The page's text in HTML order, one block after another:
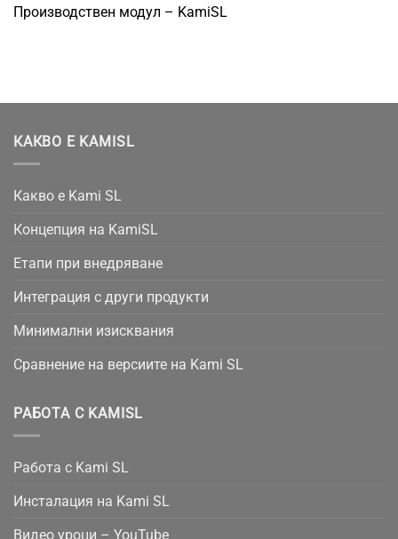
Производствен модул – KamiSL
КАКВО Е KAMISL
Какво е Kami SL
Концепция на KamiSL
Етапи при внедряване
Интеграция с други продукти
Минимални изисквания
Сравнение на версиите на Kami SL
РАБОТА С KAMISL
Работа с Kami SL
Инсталация на Kami SL
Видео уроци – YouTube